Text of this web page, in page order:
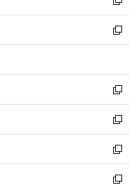
開
く
ウ
で
開
ン
ド
ウ
開
く
ウ
ィ
ン
ウ
で
開
く
新
し
い
ウ
ン
ド
ウ
で
開
く
新
し
ウ
ィ
ン
ド
ウ
で
開
く
新
し
い
ウ
ィ
ン
ド
新
し
い
ウ
ィ
新
し
い
新